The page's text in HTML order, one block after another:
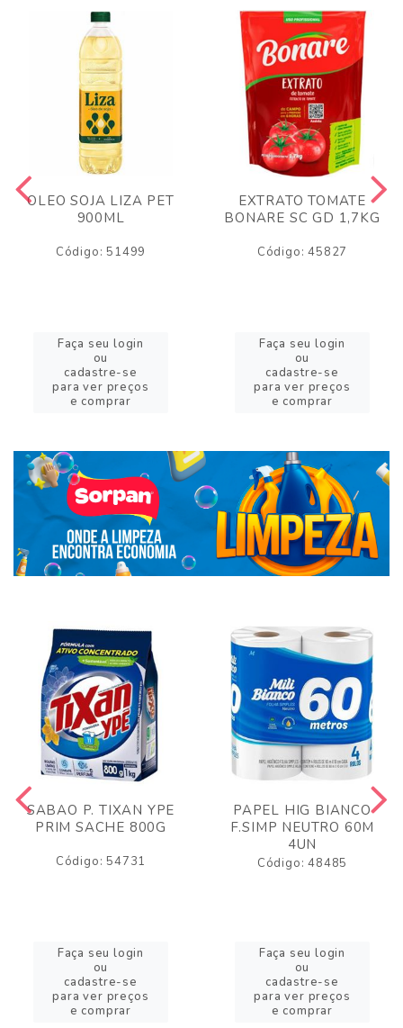
OLEO SOJA LIZA PET
900ML
Código: 51499
Faça seu login
ou
cadastre-se
para ver preços
e comprar
EXTRATO TOMATE
BONARE SC GD 1,7KG
Código: 45827
Faça seu login
ou
cadastre-se
para ver preços
e comprar
SABAO P. TIXAN YPE
PRIM SACHE 800G
Código: 54731
Faça seu login
ou
cadastre-se
para ver preços
e comprar
PAPEL HIG BIANCO
F.SIMP NEUTRO 60M
4UN
Código: 48485
Faça seu login
ou
cadastre-se
para ver preços
e comprar